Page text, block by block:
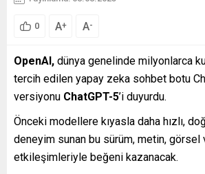
0 A+ A-
OpenAI, dünya genelinde milyonlarca
tercih edilen yapay zeka sohbet botu
versiyonu ChatGPT-5’i duyurdu.
Önceki modellere kıyasla daha hızlı,
deneyim sunan bu sürüm, metin, görsel
etkileşimleriyle beğeni kazanacak.